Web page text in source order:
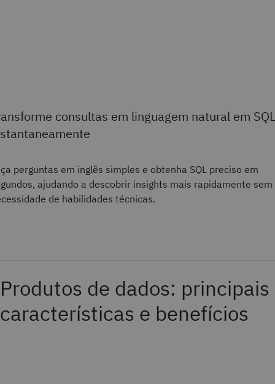
consultas em linguagem natural em SQL
perguntas em inglês simples e obtenha SQL preciso em
ajudando a descobrir insights mais rapidamente sem
de habilidades técnicas.
Produtos de dados: principais
características e benefícios